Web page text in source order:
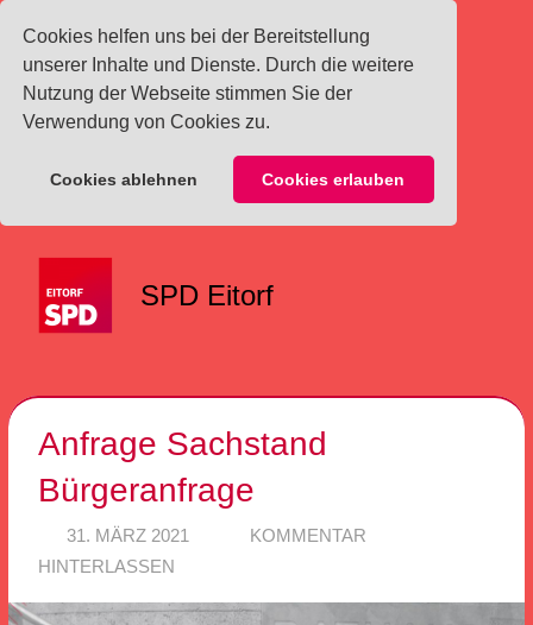
Cookies helfen uns bei der Bereitstellung
unserer Inhalte und Dienste. Durch die weitere
Nutzung der Webseite stimmen Sie der
Verwendung von Cookies zu.
Cookies ablehnen Cookies erlauben
springen
SPD Eitorf
Anfrage Sachstand
Bürgeranfrage
31. MÄRZ 2021 SARA ZORLU
KOMMENTAR
HINTERLASSEN